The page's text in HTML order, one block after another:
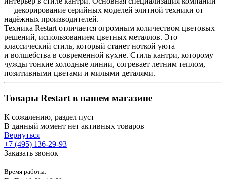
— декорирование серийных моделей элитной техники от
надёжных производителей.
Техника Restart отличается огромным количеством цветовых
решений, использованием цветных металлов. Это
классический стиль, который станет ноткой уюта
и волшебства в современной кухне. Стиль кантри, которому
чужды тонкие холодные линии, согревает летним теплом,
позитивными цветами и милыми деталями.
Товары Restart в нашем магазине
К сожалению, раздел пуст
В данный момент нет активных товаров
Вернуться
+7 (495) 136-29-93
Заказать звонок
Время работы: